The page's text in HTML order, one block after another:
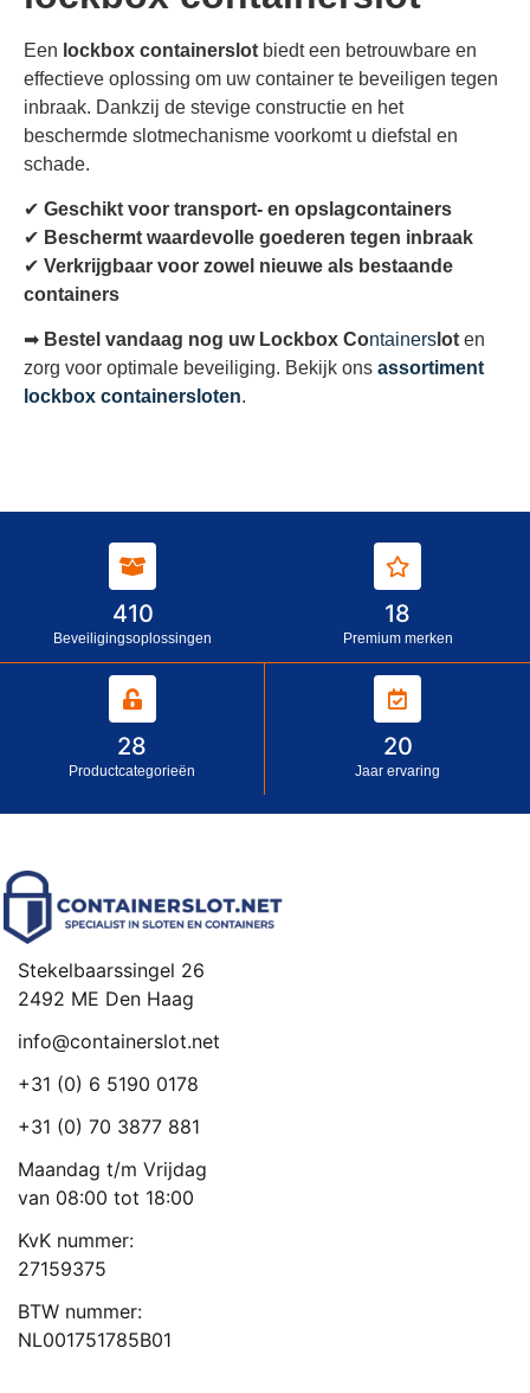
Een lockbox containerslot biedt een betrouwbare en
effectieve oplossing om uw container te beveiligen tegen
inbraak. Dankzij de stevige constructie en het
beschermde slotmechanisme voorkomt u diefstal en
schade.
✔ Geschikt voor transport- en opslagcontainers
✔ Beschermt waardevolle goederen tegen inbraak
✔ Verkrijgbaar voor zowel nieuwe als bestaande
containers
➡ Bestel vandaag nog uw Lockbox Containers lot en
zorg voor optimale beveiliging. Bekijk ons assortiment
lockbox containersloten.
410
Beveiligingsoplossingen
18
Premium merken
28
Productcategorieën
20
Jaar ervaring
Stekelbaarssingel 26
2492 ME Den Haag
info@containerslot.net
+31 (0) 6 5190 0178
+31 (0) 70 3877 881
Maandag t/m Vrijdag
van 08:00 tot 18:00
KvK nummer:
27159375
BTW nummer:
NL001751785B01